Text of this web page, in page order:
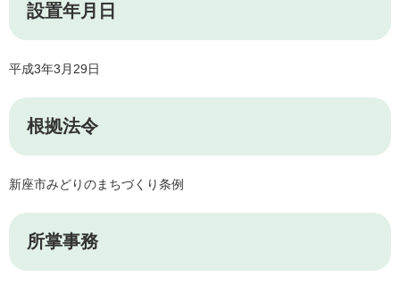
設置年月日
平成3年3月29日
根拠法令
新座市みどりのまちづくり条例
所掌事務